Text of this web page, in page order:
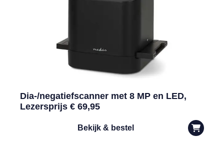
Dia-/negatiefscanner met 8 MP en LED,
Lezersprijs € 69,95
Bekijk & bestel